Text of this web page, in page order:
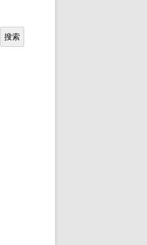
搜索